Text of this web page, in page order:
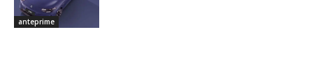
anteprime